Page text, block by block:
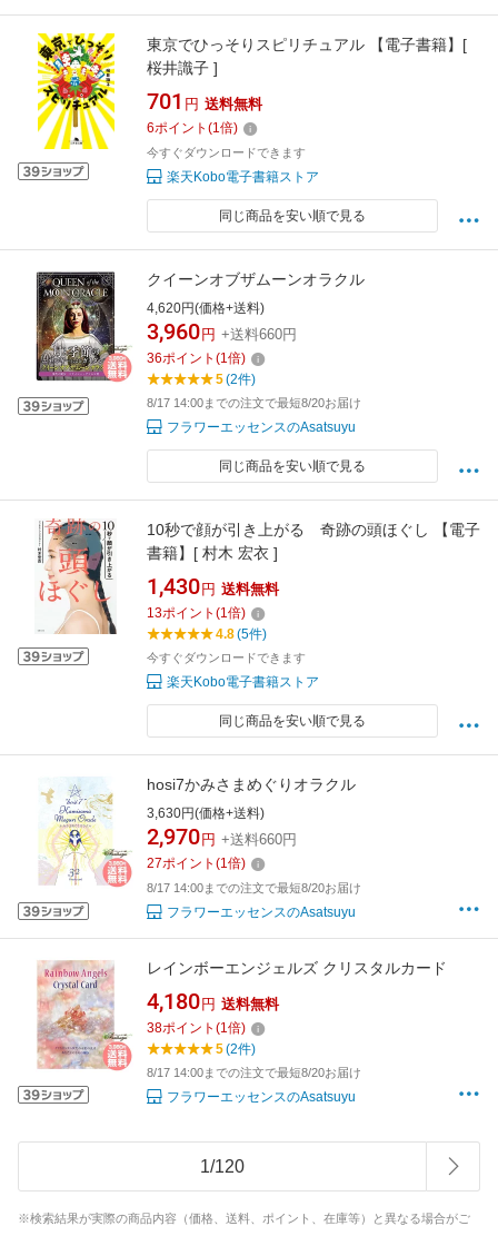
東京でひっそりスピリチュアル 【電子書籍】[
桜井識子 ]
701 円 送料無料
6ポイント (1倍)
今すぐダウンロードできます
楽天Kobo電子書籍ストア
同じ商品を安い順で見る
クイーンオブザムーンオラクル
4,620円(価格+送料)
3,960 円 +送料660円
36ポイント (1倍)
5(2件)
8/17 14:00までの注文で最短8/20お届け
フラワーエッセンスのAsatsuyu
同じ商品を安い順で見る
10秒で顔が引き上がる 奇跡の頭ほぐし 【電子
書籍】[ 村木 宏衣 ]
1,430 円 送料無料
13ポイント (1倍)
4.8(5件)
今すぐダウンロードできます
楽天Kobo電子書籍ストア
同じ商品を安い順で見る
hosi7かみさまめぐりオラクル
3,630円(価格+送料)
2,970 円 +送料660円
27ポイント (1倍)
8/17 14:00までの注文で最短8/20お届け
フラワーエッセンスのAsatsuyu
レインボーエンジェルズ クリスタルカード
4,180 円 送料無料
38ポイント (1倍)
5(2件)
8/17 14:00までの注文で最短8/20お届け
フラワーエッセンスのAsatsuyu
1/120
※検索結果が実際の商品内容（価格、送料、ポイント、在庫等）と異なる場合がご